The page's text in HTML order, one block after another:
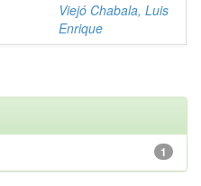
Viejó Chabala, Luis
Enrique
1